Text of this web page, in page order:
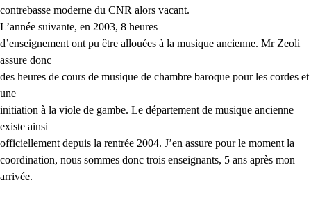
contrebasse moderne du CNR alors vacant.
L’année suivante, en 2003, 8 heures
d’enseignement ont pu être allouées à la musique ancienne. Mr Zeoli
assure donc
des heures de cours de musique de chambre baroque pour les cordes et
une
initiation à la viole de gambe. Le département de musique ancienne
existe ainsi
officiellement depuis la rentrée 2004. J’en assure pour le moment la
coordination, nous sommes donc trois enseignants, 5 ans après mon
arrivée.